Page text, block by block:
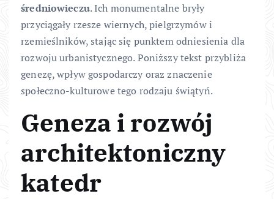
średniowieczu. Ich monumentalne bryły
przyciągały rzesze wiernych, pielgrzymów i
rzemieślników, stając się punktem odniesienia dla
rozwoju urbanistycznego. Poniższy tekst przybliża
genezę, wpływ gospodarczy oraz znaczenie
społeczno-kulturowe tego rodzaju świątyń.
Geneza i rozwój
architektoniczny
katedr